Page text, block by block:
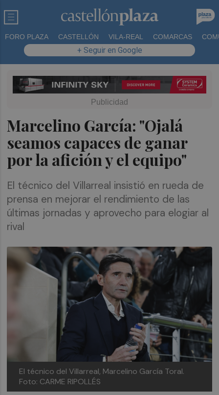
FORO PLAZA CASTELLÓN VILA-REAL COMARCAS
+ Seguir en Google
Marcelino García: "Ojalá
seamos capaces de ganar
por la afición y el equipo"
El técnico del Villarreal insistió en rueda de
prensa en mejorar el rendimiento de las
últimas jornadas y aprovecho para elogiar al
rival
El técnico del Villarreal, Marcelino García Toral.
Foto: CARME RIPOLLÉS